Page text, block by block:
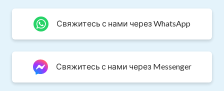
Работа эта иная, чем в предыдущие периоды,
человек ее себе не представлял, никогда не
испытал,
никогда ее не испытал,
Свяжитесь с нами через WhatsApp
Свяжитесь с нами через Messenger